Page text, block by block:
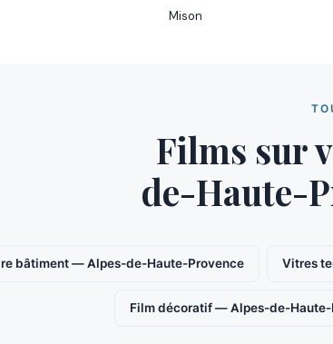
Mison
Films sur
de-Haute-
bâtiment — Alpes-de-Haute-Provence Vitres
Film décoratif — Alpes-de-Haute-